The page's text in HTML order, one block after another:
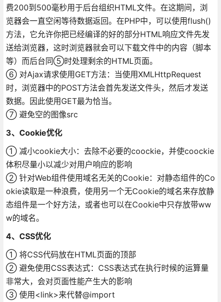
费200到500毫秒用于后台组织HTML文件。在这期间，浏
览器会一直空闲等待数据返回。在PHP中，可以使用flush()
方法，它允许你把已经编译的好的部分HTML响应文件先发
送给浏览器，这时浏览器就会可以下载文件中的内容（脚本
等）而后台同⑤时处理剩余的HTML页面。
⑥ 对Ajax请求使用GET方法：当使用XMLHttpRequest
时，浏览器中的POST方法会首先发送文件头，然后才发送
数据。因此使用GET最为恰当。
⑦ 避免空的图像src
3、Cookie优化
① 减小cookie大小：去除不必要的coockie，并使coockie
体积尽量小以减少对用户响应的影响
② 针对Web组件使用域名无关的Cookie：对静态组件的Co
okie读取是一种浪费，使用另一个无Cookie的域名来存放静
态组件是一个好方法，或者也可以在Cookie中只存放带ww
w的域名。
4、CSS优化
① 将CSS代码放在HTML页面的顶部
② 避免使用CSS表达式：CSS表达式在执行时候的运算量
非常大，会对页面性能产生大的影响
③ 使用<link>来代替@import